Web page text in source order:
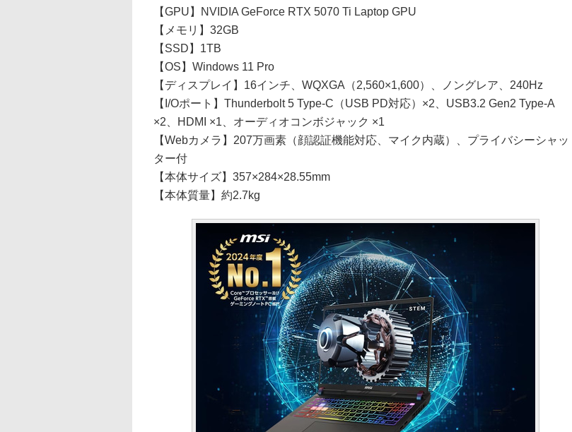
【GPU】NVIDIA GeForce RTX 5070 Ti Laptop GPU
【メモリ】32GB
【SSD】1TB
【OS】Windows 11 Pro
【ディスプレイ】16インチ、WQXGA（2,560×1,600）、ノングレア、240Hz
【I/Oポート】Thunderbolt 5 Type-C（USB PD対応）×2、USB3.2 Gen2 Type-A
×2、HDMI ×1、オーディオコンボジャック ×1
【Webカメラ】207万画素（顔認証機能対応、マイク内蔵）、プライバシーシャッ
ター付
【本体サイズ】357×284×28.55mm
【本体質量】約2.7kg